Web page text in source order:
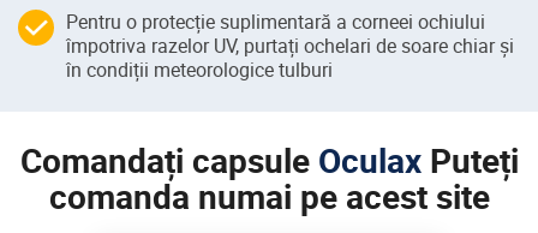
Pentru o protecție suplimentară a corneei ochiului
împotriva razelor UV, purtați ochelari de soare chiar și
în condiții meteorologice tulburi
Comandați capsule OculaxPuteți
comanda numai pe acest site